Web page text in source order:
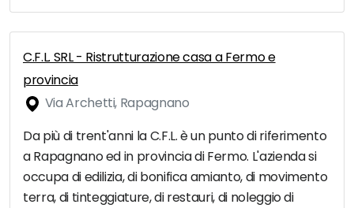
C.F.L. SRL - Ristrutturazione casa a Fermo e
provincia
Via Archetti, Rapagnano
Da più di trent'anni la C.F.L. è un punto di riferimento
a Rapagnano ed in provincia di Fermo. L'azienda si
occupa di edilizia, di bonifica amianto, di movimento
terra, di tinteggiature, di restauri, di noleggio di